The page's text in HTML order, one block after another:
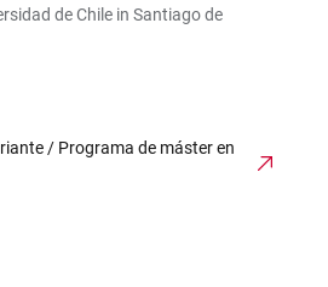
de Chile in Santiago de
/ Programa de máster en